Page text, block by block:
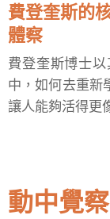
費登奎斯的
體察
費登奎斯博士
中，如何去重新
讓人能夠活得更
動中覺